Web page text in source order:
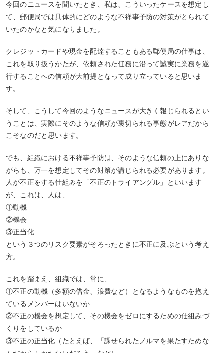
今回のニュースを聞いたとき、私は、こういったケースを想定し
て、郵便局では具体的にどのような不祥事予防の対策がとられて
いたのかなと気になりました。
クレジットカードや現金を配達することもある郵便局の仕事は、
これを取り扱うかたが、依頼された任務に沿って誠実に業務を遂
行することへの信頼が大前提となって成り立っていると思いま
す。
そして、こうして今回のようなニュースが大きく報じられるとい
うことは、実際にそのような信頼が裏切られる事態がレアだから
こそなのだと思います。
でも、組織における不祥事予防は、そのような信頼の上にありな
がらも、万一を想定してその対策が講じられる必要があります。
人が不正をする仕組みを「不正のトライアングル」といいます
が、これは、人は、
①動機
②機会
③正当化
という３つのリスク要素がそろったときに不正に及ぶという考え
方。
これを踏まえ、組織では、常に、
①不正の動機（多額の借金、浪費など）となるようなものを抱え
ているメンバーはいないか
②不正の機会を想定して、その機会をゼロにするための仕組みづ
くりをしているか
③不正の正当化（たとえば、「課せられたノルマを果たすためな